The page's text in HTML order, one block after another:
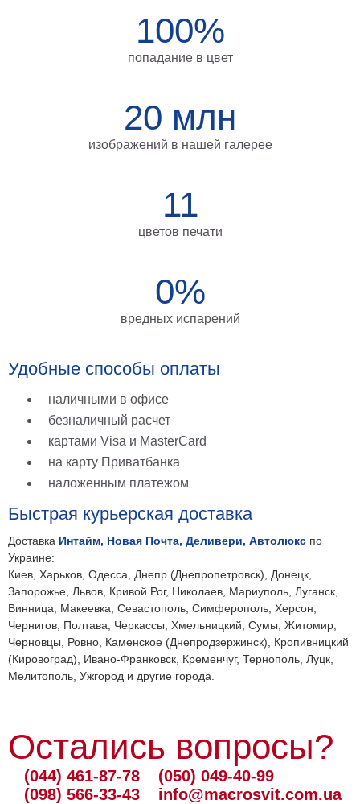
100%
попадание в цвет
20 млн
изображений в нашей галерее
11
цветов печати
0%
вредных испарений
Удобные способы оплаты
наличными в офисе
безналичный расчет
картами Visa и MasterCard
на карту Приватбанка
наложенным платежом
Быстрая курьерская доставка
Доставка Интайм, Новая Почта, Деливери, Автолюкс по
Украине:
Киев, Харьков, Одесса, Днепр (Днепропетровск), Донецк,
Запорожье, Львов, Кривой Рог, Николаев, Мариуполь, Луганск,
Винница, Макеевка, Севастополь, Симферополь, Херсон,
Чернигов, Полтава, Черкассы, Хмельницкий, Сумы, Житомир,
Черновцы, Ровно, Каменское (Днепродзержинск), Кропивницкий
(Кировоград), Ивано-Франковск, Кременчуг, Тернополь, Луцк,
Мелитополь, Ужгород и другие города.
Остались вопросы?
(044) 461-87-78
(098) 566-33-43
(050) 049-40-99
info@macrosvit.com.ua